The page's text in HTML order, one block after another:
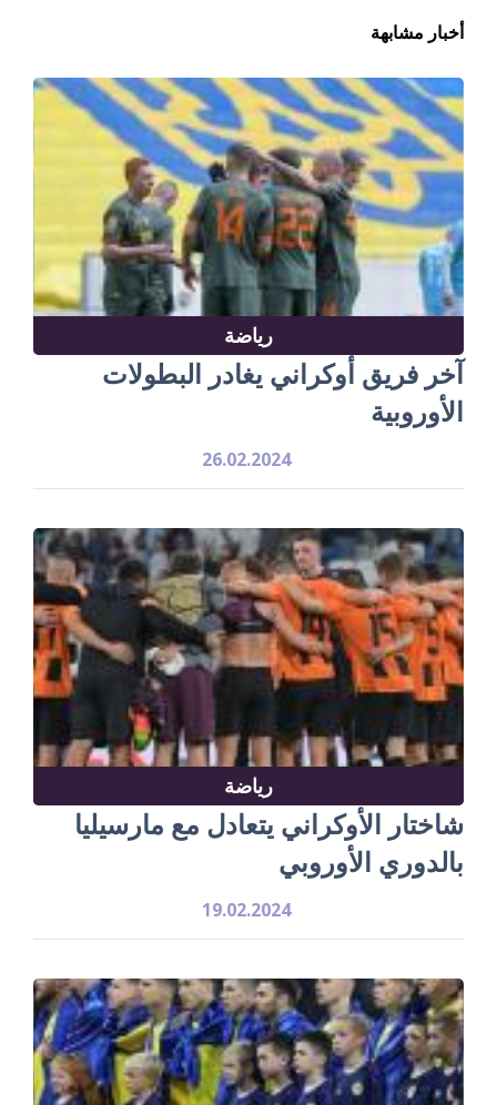
أخبار مشابهة
رياضة
آخر فريق أوكراني يغادر البطولات
الأوروبية
26.02.2024
رياضة
شاختار الأوكراني يتعادل مع مارسيليا
بالدوري الأوروبي
19.02.2024